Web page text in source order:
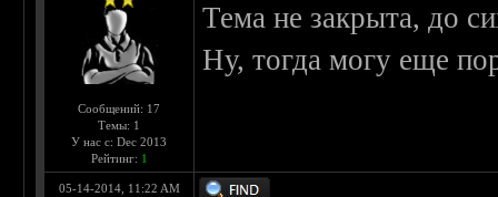
Сообщений: 17
Темы: 1
У нас с: Dec 2013
Рейтинг: 1
Тема не закрыта, до
Ну, тогда могу еще
05-14-2014, 11:22 AM